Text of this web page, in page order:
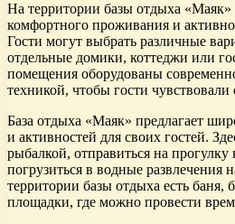
На территории базы отдыха «Маяк»
комфортного проживания и
Гости могут выбрать различные
отдельные домики, коттеджи или
помещения оборудованы
техникой, чтобы гости чувствовали
База отдыха «Маяк» предлагает
и активностей для своих гостей.
рыбалкой, отправиться на прогулку
погрузиться в водные развлечения
территории базы отдыха есть баня,
площадки, где можно провести